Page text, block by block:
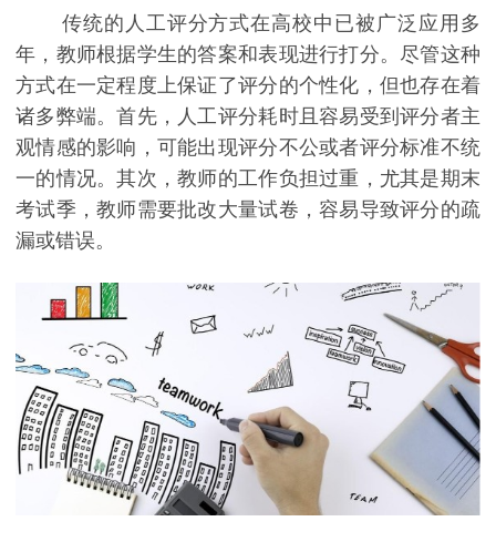
传统的人工评分方式在高校中已被广泛应用多
年，教师根据学生的答案和表现进行打分。尽管这种
方式在一定程度上保证了评分的个性化，但也存在着
诸多弊端。首先，人工评分耗时且容易受到评分者主
观情感的影响，可能出现评分不公或者评分标准不统
一的情况。其次，教师的工作负担过重，尤其是期末
考试季，教师需要批改大量试卷，容易导致评分的疏
漏或错误。